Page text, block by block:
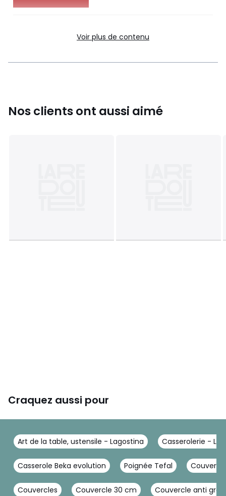
Fonctionnalités
Poignée en fonte d'inox rivetée.
Voir plus de contenu
Nos clients ont aussi aimé
Craquez aussi pour
Art de la table, ustensile - Lagostina Casserolerie -
Casserole Beka evolution Poignée Tefal
Couvercles Couvercle 30 cm Couvercle anti gras